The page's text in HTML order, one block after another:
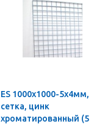
ES 1000х1000-5х4мм,
сетка, цинк
хроматированный (5